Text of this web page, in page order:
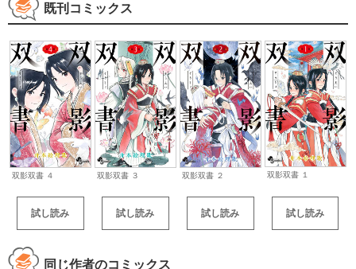
既刊コミックス
双影双書 ４
試し読み
双影双書 ３
試し読み
双影双書 ２
試し読み
双影双書 １
試し読み
同じ作者のコミックス